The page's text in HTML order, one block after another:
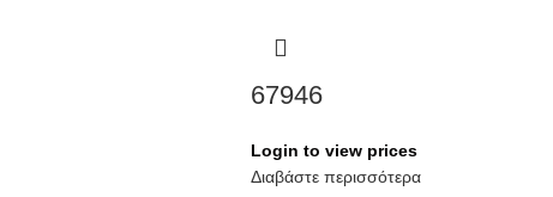
67946
Login to view prices
Διαβάστε περισσότερα